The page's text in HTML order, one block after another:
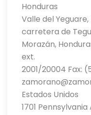
Honduras
Valle del Yeguare,
carretera de
Morazán,
ext.
2001/20004 Fax:
Estados Unidos
1701 Pennsylvania